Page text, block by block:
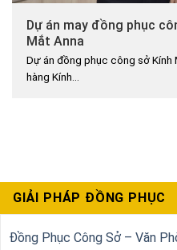
Dự án may đồng phục
Mắt Anna
Dự án đồng phục công sở Kính
hàng Kính...
GIẢI PHÁP ĐỒNG PHỤC
Đồng Phục Công Sở – Văn